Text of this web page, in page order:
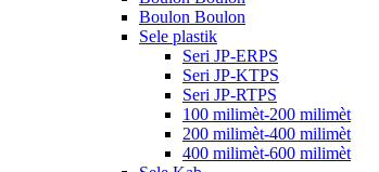
Boulon Boulon
Sele plastik
Seri JP-ERPS
Seri JP-KTPS
Seri JP-RTPS
100 milimèt-200 milimèt
200 milimèt-400 milimèt
400 milimèt-600 milimèt